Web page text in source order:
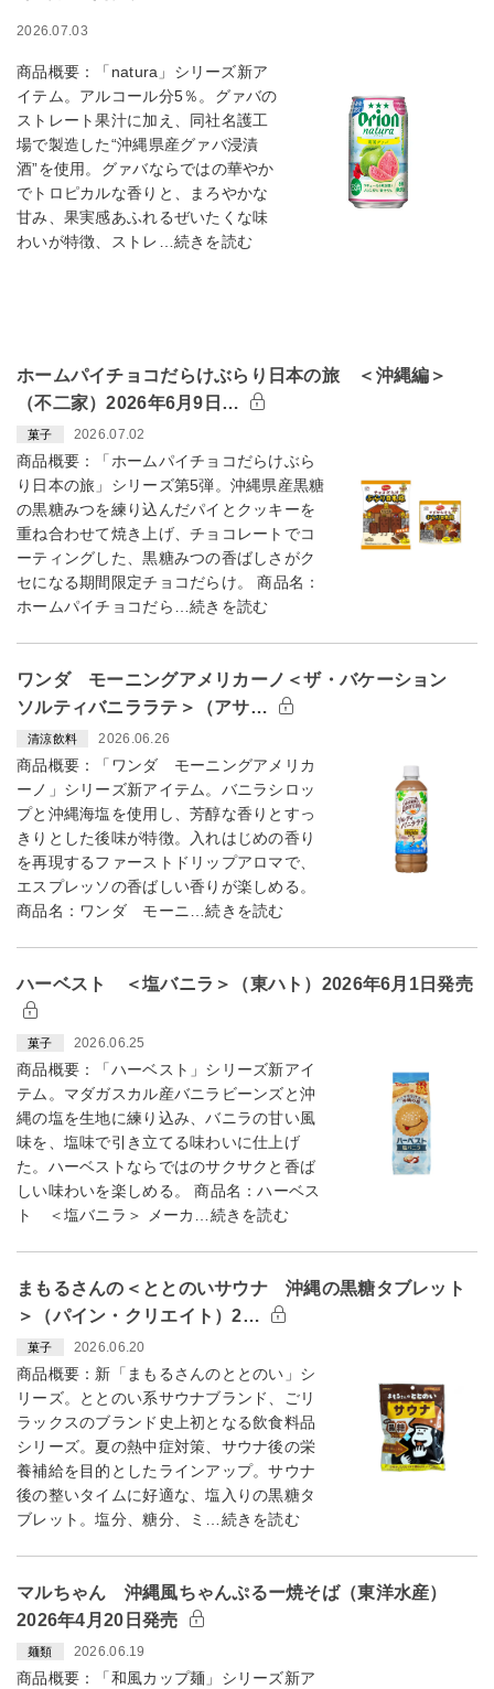
2026.07.03
商品概要：「natura」シリーズ新ア
イテム。アルコール分5％。グァバの
ストレート果汁に加え、同社名護工
場で製造した“沖縄県産グァバ浸漬
酒”を使用。グァバならではの華やか
でトロピカルな香りと、まろやかな
甘み、果実感あふれるぜいたくな味
わいが特徴、ストレ…続きを読む
ホームパイチョコだらけぶらり日本の旅 ＜沖縄編＞
（不二家）2026年6月9日…
菓子 2026.07.02
商品概要：「ホームパイチョコだらけぶら
り日本の旅」シリーズ第5弾。沖縄県産黒糖
の黒糖みつを練り込んだパイとクッキーを
重ね合わせて焼き上げ、チョコレートでコ
ーティングした、黒糖みつの香ばしさがク
セになる期間限定チョコだらけ。 商品名：
ホームパイチョコだら…続きを読む
ワンダ モーニングアメリカーノ＜ザ・バケーション
ソルティバニララテ＞（アサ…
清涼飲料 2026.06.26
商品概要：「ワンダ モーニングアメリカ
ーノ」シリーズ新アイテム。バニラシロッ
プと沖縄海塩を使用し、芳醇な香りとすっ
きりとした後味が特徴。入れはじめの香り
を再現するファーストドリップアロマで、
エスプレッソの香ばしい香りが楽しめる。
商品名：ワンダ モーニ…続きを読む
ハーベスト ＜塩バニラ＞（東ハト）2026年6月1日発売
菓子 2026.06.25
商品概要：「ハーベスト」シリーズ新アイ
テム。マダガスカル産バニラビーンズと沖
縄の塩を生地に練り込み、バニラの甘い風
味を、塩味で引き立てる味わいに仕上げ
た。ハーベストならではのサクサクと香ば
しい味わいを楽しめる。 商品名：ハーベス
ト ＜塩バニラ＞ メーカ…続きを読む
まもるさんの＜ととのいサウナ 沖縄の黒糖タブレット
＞（パイン・クリエイト）2…
菓子 2026.06.20
商品概要：新「まもるさんのととのい」シ
リーズ。ととのい系サウナブランド、ごリ
ラックスのブランド史上初となる飲食料品
シリーズ。夏の熱中症対策、サウナ後の栄
養補給を目的としたラインアップ。サウナ
後の整いタイムに好適な、塩入りの黒糖タ
ブレット。塩分、糖分、ミ…続きを読む
マルちゃん 沖縄風ちゃんぷるー焼そば（東洋水産）
2026年4月20日発売
麺類 2026.06.19
商品概要：「和風カップ麺」シリーズ新ア